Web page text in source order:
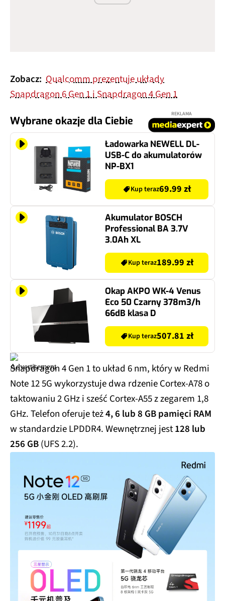
Zobacz: Qualcomm prezentuje układy
Snapdragon 6 Gen 1 i Snapdragon 4 Gen 1
Wybrane okazje dla Ciebie
REKLAMA
Ładowarka NEWELL DL-
USB-C do akumulatorów
NP-BX1
Kup teraz69.99 zł
Akumulator BOSCH
Professional BA 3.7V
3.0Ah XL
Kup teraz189.99 zł
Okap AKPO WK-4 Venus
Eco 50 Czarny 378m3/h
66dB klasa D
Kup teraz507.81 zł
Snapdragon 4 Gen 1 to układ 6 nm, który w Redmi
Note 12 5G wykorzystuje dwa rdzenie Cortex-A78 o
taktowaniu 2 GHz i sześć Cortex-A55 z zegarem 1,8
GHz. Telefon oferuje też4, 6 lub 8 GB pamięci RAM
w standardzie LPDDR4. Wewnętrznej jest128 lub
256 GB(UFS 2.2).